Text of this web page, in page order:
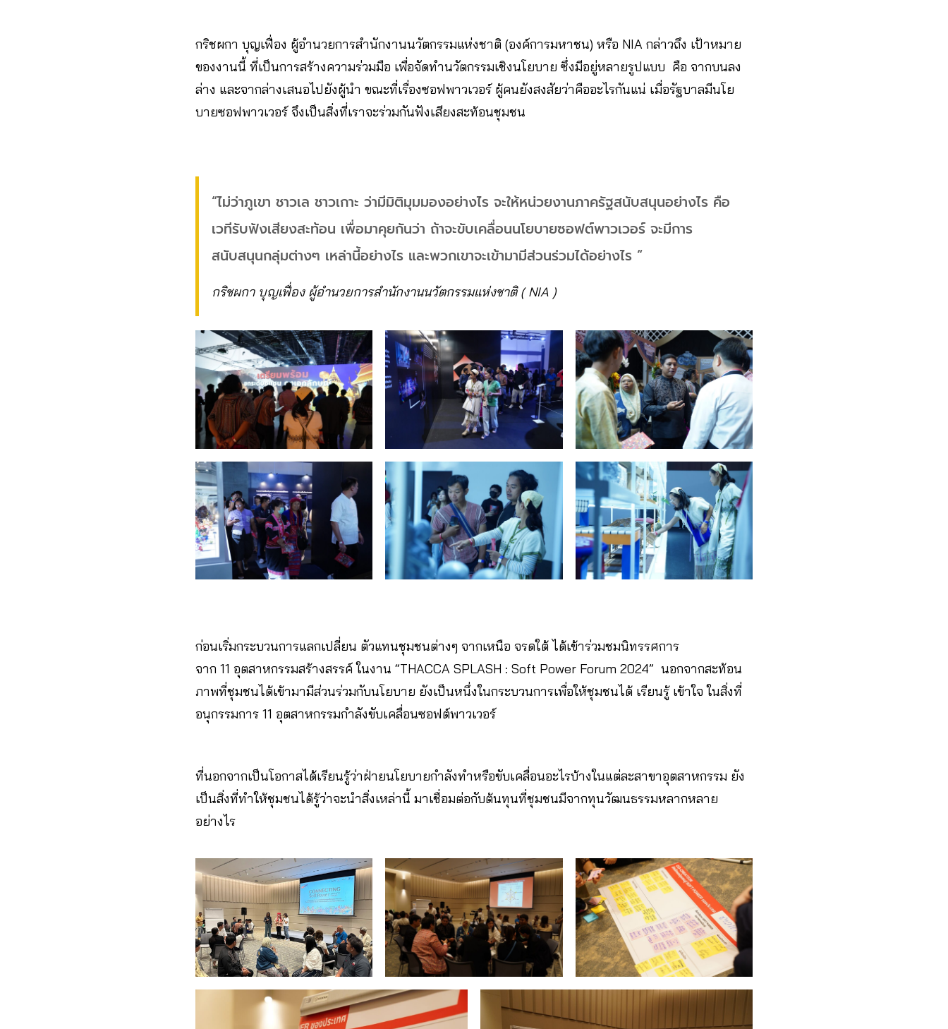
กริชผกา บุญเฟื่อง ผู้อำนวยการสำนักงานนวัตกรรมแห่งชาติ (องค์การมหาชน) หรือ NIA กล่าวถึง เป้าหมาย
ของงานนี้ ที่เป็นการสร้างความร่วมมือ เพื่อจัดทำนวัตกรรมเชิงนโยบาย ซึ่งมีอยู่หลายรูปแบบ คือ จากบนลง
ล่าง และจากล่างเสนอไปยังผู้นำ ขณะที่เรื่องซอฟพาวเวอร์ ผู้คนยังสงสัยว่าคืออะไรกันแน่ เมื่อรัฐบาลมีนโย
บายซอฟพาวเวอร์ จึงเป็นสิ่งที่เราจะร่วมกันฟังเสียงสะท้อนชุมชน
“ไม่ว่าภูเขา ชาวเล ชาวเกาะ ว่ามีมิติมุมมองอย่างไร จะให้หน่วยงานภาครัฐสนับสนุนอย่างไร คือ
เวทีรับฟังเสียงสะท้อน เพื่อมาคุยกันว่า ถ้าจะขับเคลื่อนนโยบายซอฟต์พาวเวอร์ จะมีการ
สนับสนุนกลุ่มต่างๆ เหล่านี้อย่างไร และพวกเขาจะเข้ามามีส่วนร่วมได้อย่างไร “
กริชผกา บุญเฟื่อง ผู้อำนวยการสำนักงานนวัตกรรมแห่งชาติ ( NIA )
ก่อนเริ่มกระบวนการแลกเปลี่ยน ตัวแทนชุมชนต่างๆ จากเหนือ จรดใต้ ได้เข้าร่วมชมนิทรรศการ
จาก 11 อุตสาหกรรมสร้างสรรค์ ในงาน “THACCA SPLASH : Soft Power Forum 2024” นอกจากสะท้อน
ภาพที่ชุมชนได้เข้ามามีส่วนร่วมกับนโยบาย ยังเป็นหนึ่งในกระบวนการเพื่อให้ชุมชนได้ เรียนรู้ เข้าใจ ในสิ่งที่
อนุกรรมการ 11 อุตสาหกรรมกำลังขับเคลื่อนซอฟต์พาวเวอร์
ที่นอกจากเป็นโอกาสได้เรียนรู้ว่าฝ่ายนโยบายกำลังทำหรือขับเคลื่อนอะไรบ้างในแต่ละสาขาอุตสาหกรรม ยัง
เป็นสิ่งที่ทำให้ชุมชนได้รู้ว่าจะนำสิ่งเหล่านี้ มาเชื่อมต่อกับต้นทุนที่ชุมชนมีจากทุนวัฒนธรรมหลากหลาย
อย่างไร